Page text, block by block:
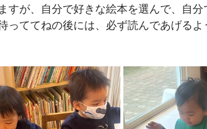
すが、自分で好きな絵本を選んで、自分
っててねの後には、必ず読んであげるよ